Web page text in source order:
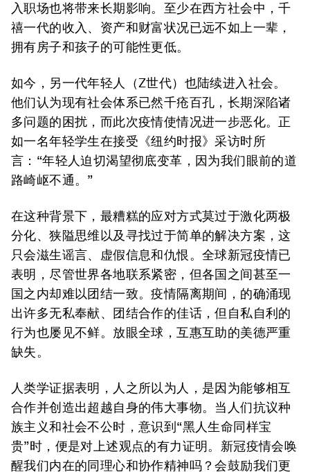
入职场也将带来长期影响。至少在西方社会中，千
禧一代的收入、资产和财富状况已远不如上一辈，
拥有房子和孩子的可能性更低。
如今，另一代年轻人（Z世代）也陆续进入社会。
他们认为现有社会体系已然千疮百孔，长期深陷诸
多问题的困扰，而此次疫情使情况进一步恶化。正
如一名年轻学生在接受《纽约时报》采访时所
言：“年轻人迫切渴望彻底变革，因为我们眼前的道
路崎岖不通。”
在这种背景下，最糟糕的应对方式莫过于激化两极
分化、狭隘思维以及寻找过于简单的解决方案，这
只会滋生谣言、虚假信息和仇恨。全球新冠疫情已
表明，尽管世界各地联系紧密，但各国之间甚至一
国之内却难以团结一致。疫情隔离期间，的确涌现
出许多无私奉献、团结合作的佳话，但自私自利的
行为也屡见不鲜。放眼全球，互惠互助的美德严重
缺失。
人类学证据表明，人之所以为人，是因为能够相互
合作并创造出超越自身的伟大事物。当人们抗议种
族主义和社会不公时，意识到“黑人生命同样宝
贵”时，便是对上述观点的有力证明。新冠疫情会唤
醒我们内在的同理心和协作精神吗？会鼓励我们更